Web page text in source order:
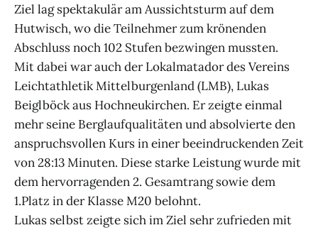
Ziel lag spektakulär am Aussichtsturm auf dem
Hutwisch, wo die Teilnehmer zum krönenden
Abschluss noch 102 Stufen bezwingen mussten.
Mit dabei war auch der Lokalmatador des Vereins
Leichtathletik Mittelburgenland (LMB), Lukas
Beiglböck aus Hochneukirchen. Er zeigte einmal
mehr seine Berglaufqualitäten und absolvierte den
anspruchsvollen Kurs in einer beeindruckenden Zeit
von 28:13 Minuten. Diese starke Leistung wurde mit
dem hervorragenden 2. Gesamtrang sowie dem
1.Platz in der Klasse M20 belohnt.
Lukas selbst zeigte sich im Ziel sehr zufrieden mit